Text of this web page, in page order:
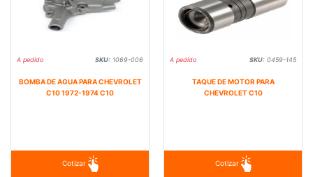
A pedido SKU: 1069-006
BOMBA DE AGUA PARA CHEVROLET
C10 1972-1974 C10
Cotizar
A pedido SKU: 0459-145
TAQUE DE MOTOR PARA
CHEVROLET C10
Cotizar